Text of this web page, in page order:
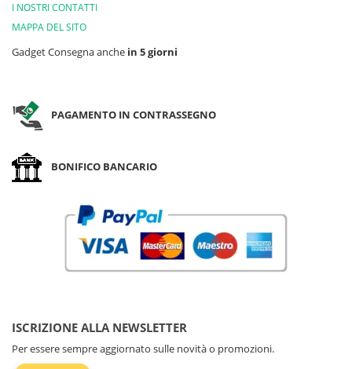
I NOSTRI CONTATTI
MAPPA DEL SITO
Gadget Consegna anche in 5 giorni
PAGAMENTO IN CONTRASSEGNO
BONIFICO BANCARIO
ISCRIZIONE ALLA NEWSLETTER
Per essere sempre aggiornato sulle novità o promozioni.